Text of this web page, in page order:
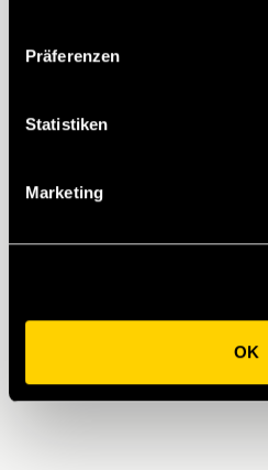
Präferenzen
Statistiken
Marketing
OK